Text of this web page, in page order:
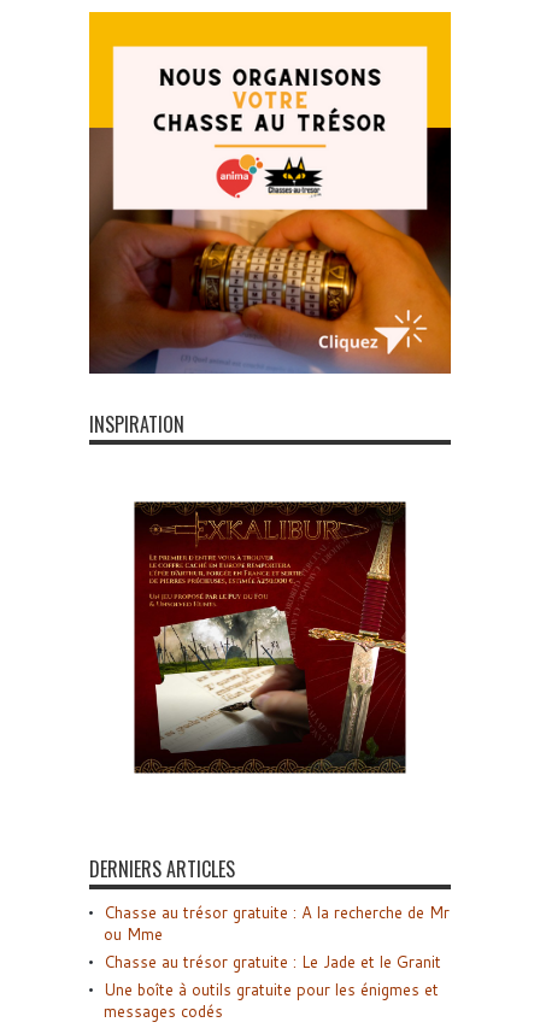
INSPIRATION
DERNIERS ARTICLES
Chasse au trésor gratuite : A la recherche de Mr
ou Mme
Chasse au trésor gratuite : Le Jade et le Granit
Une boîte à outils gratuite pour les énigmes et
messages codés